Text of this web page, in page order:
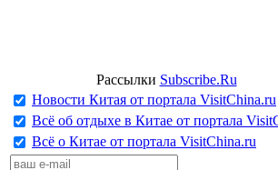
Рассылки Subscribe.Ru
Новости Китая от портала VisitChina.ru
Всё об отдыхе в Китае от портала
Всё о Китае от портала VisitChina.ru